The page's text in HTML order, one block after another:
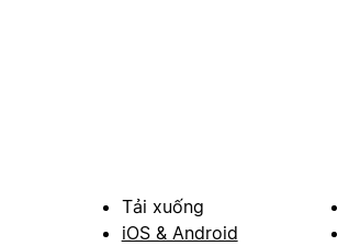
Tải xuống
iOS & Android